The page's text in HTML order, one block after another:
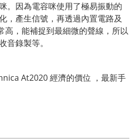
。因為電容咪使用了極易振動的
，產生信號，再透過內置電路及
高，能補捉到最細微的聲線，所以
音錄製等。
At2020 經濟的價位 ，最新手